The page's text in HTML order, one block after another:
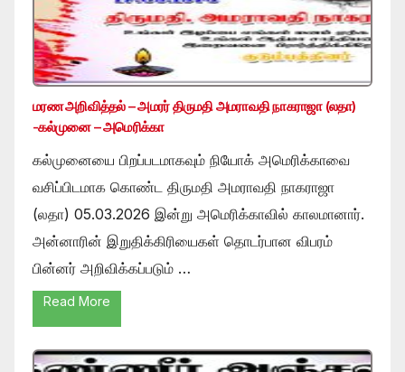
மரண அறிவித்தல் – அமரர் திருமதி அமராவதி நாகராஜா (லதா)
-கல்முனை – அமெரிக்கா
கல்முனையை பிறப்படமாகவும் நியோக் அமெரிக்காவை
வசிப்பிடமாக கொண்ட திருமதி அமராவதி நாகராஜா
(லதா) 05.03.2026 இன்று அமெரிக்காவில் காலமானார்.
அன்னாரின் இறுதிக்கிரியைகள் தொடர்பான விபரம்
பின்னர் அறிவிக்கப்படும் …
Read More